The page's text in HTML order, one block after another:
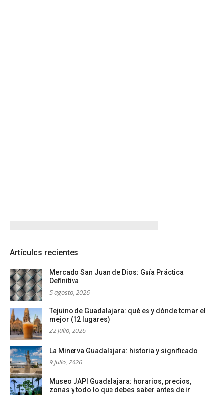
Artículos recientes
Mercado San Juan de Dios: Guía Práctica
Definitiva
5 agosto, 2026
Tejuino de Guadalajara: qué es y dónde tomar el
mejor (12 lugares)
22 julio, 2026
La Minerva Guadalajara: historia y significado
9 julio, 2026
Museo JAPI Guadalajara: horarios, precios,
zonas y todo lo que debes saber antes de ir